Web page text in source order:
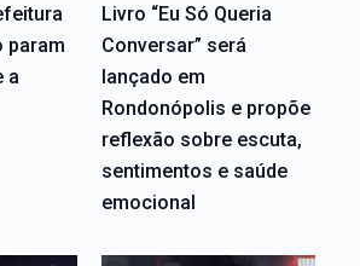
param
a
Livro “Eu Só Queria
Conversar” será
lançado em
Rondonópolis e propõe
reflexão sobre escuta,
sentimentos e saúde
emocional